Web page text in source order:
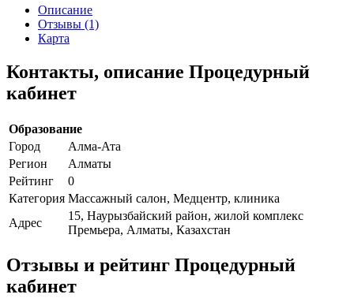
Описание
Отзывы (1)
Карта
Контакты, описание Процедурный
кабинет
Образование
Город
Алма-Ата
Регион
Алматы
Рейтинг
0
Категория Массажный салон, Медцентр, клиника
Адрес
15, Наурызбайский район, жилой комплекс
Премьера, Алматы, Казахстан
Отзывы и рейтинг Процедурный
кабинет